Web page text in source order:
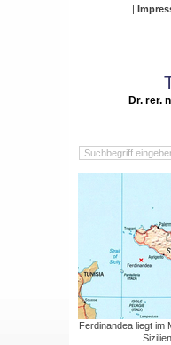
Dr. rer.
Ferdinandea liegt im